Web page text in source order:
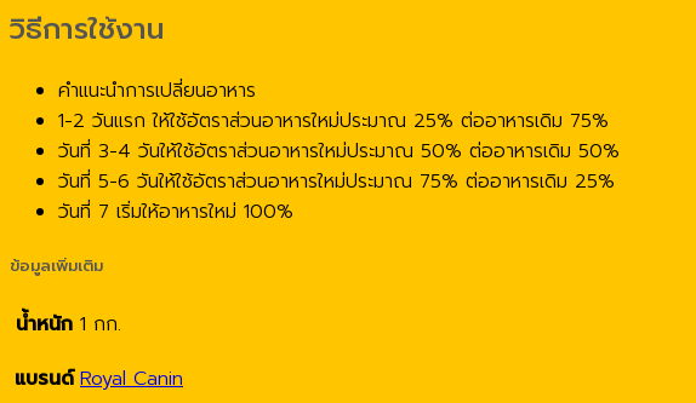
วิธีการใช้งาน
คำแนะนำการเปลี่ยนอาหาร
1-2 วันแรก ให้ใช้อัตราส่วนอาหารใหม่ประมาณ 25% ต่ออาหารเดิม 75%
วันที่ 3-4 วันให้ใช้อัตราส่วนอาหารใหม่ประมาณ 50% ต่ออาหารเดิม 50%
วันที่ 5-6 วันให้ใช้อัตราส่วนอาหารใหม่ประมาณ 75% ต่ออาหารเดิม 25%
วันที่ 7 เริ่มให้อาหารใหม่ 100%
ข้อมูลเพิ่มเติม
น้ำหนัก 1 กก.
แบรนด์ Royal Canin